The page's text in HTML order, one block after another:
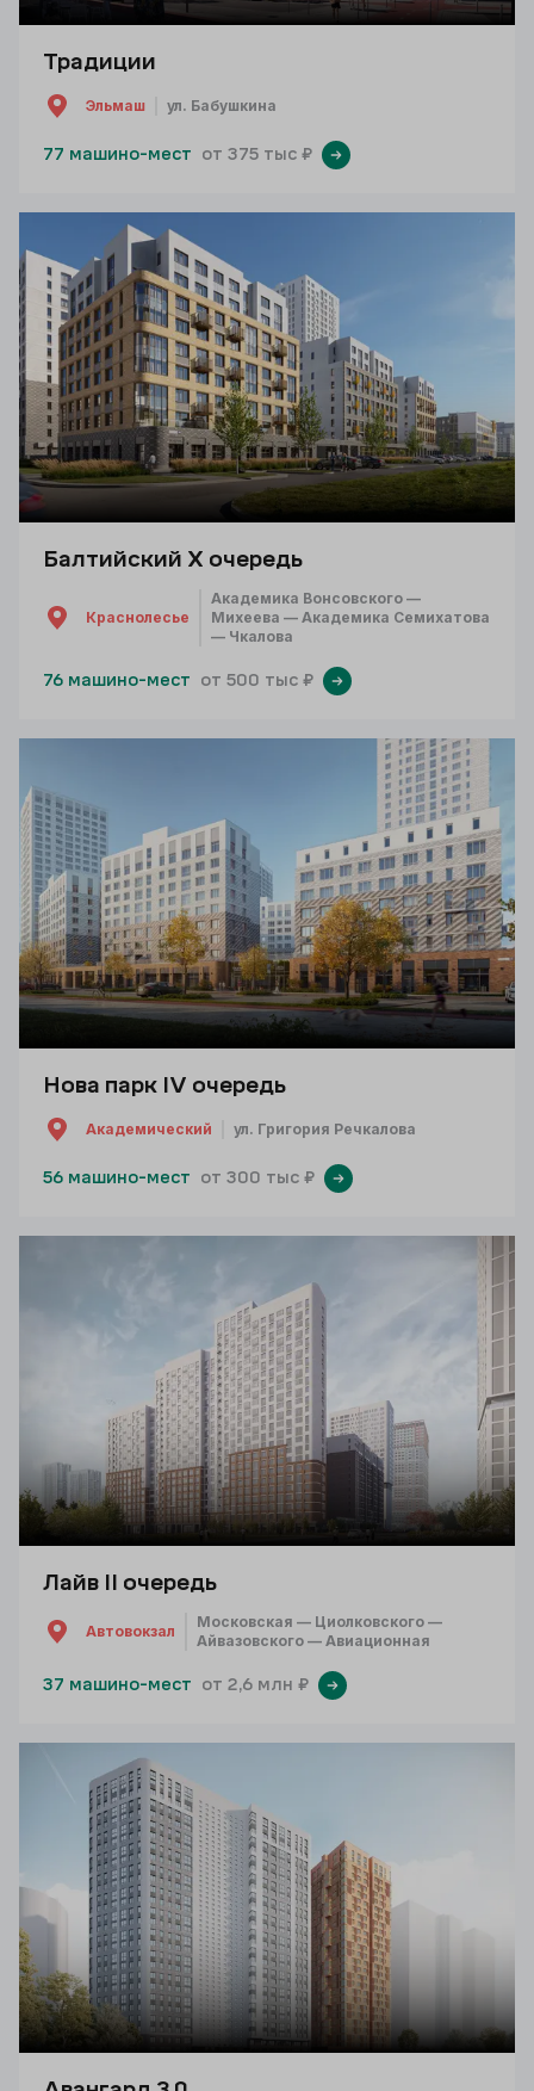
Традиции
Эльмаш ул. Бабушкина
77 машино-мест от 375 тыс ₽
Балтийский X очередь
Краснолесье
Академика Вонсовского —
Михеева — Академика Семихатова
— Чкалова
76 машино-мест от 500 тыс ₽
Нова парк IV очередь
Академический ул. Григория Речкалова
56 машино-мест от 300 тыс ₽
Лайв II очередь
Автовокзал
Московская — Циолковского —
Айвазовского — Авиационная
37 машино-мест от 2,6 млн ₽